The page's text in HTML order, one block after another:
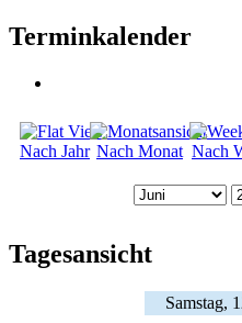
Terminkalender
Nach Jahr Nach Monat Nach
Tagesansicht
Samstag,